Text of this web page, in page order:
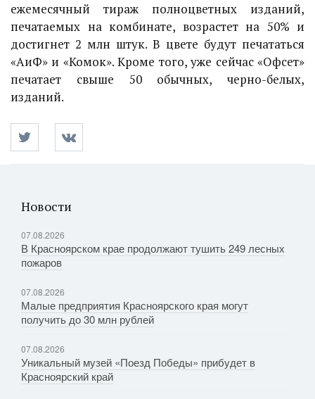
ежемесячный тираж полноцветных изданий,
печатаемых на комбинате, возрастет на 50% и
достигнет 2 млн штук. В цвете будут печататься
«АиФ» и «Комок». Кроме того, уже сейчас «Офсет»
печатает свыше 50 обычных, черно-белых,
изданий.
Новости
07.08.2026
В Красноярском крае продолжают тушить 249 лесных
пожаров
07.08.2026
Малые предприятия Красноярского края могут
получить до 30 млн рублей
07.08.2026
Уникальный музей «Поезд Победы» прибудет в
Красноярский край